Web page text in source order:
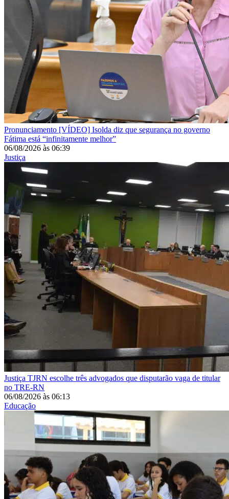
Pronunciamento [VÍDEO] Isolda diz que segurança no governo
Fátima está “infinitamente melhor”
06/08/2026 às 06:39
Justiça
Justiça TJRN escolhe três advogados que disputarão vaga de titular
no TRE-RN
06/08/2026 às 06:13
Educação